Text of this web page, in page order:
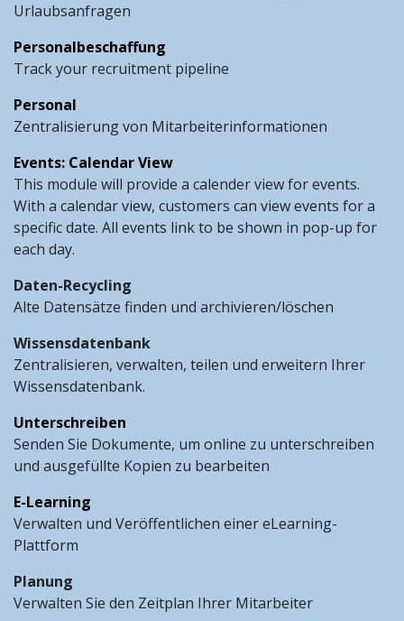
Urlaubsanfragen
Personalbeschaffung
Track your recruitment pipeline
Personal
Zentralisierung von Mitarbeiterinformationen
Events: Calendar View
This module will provide a calender view for events.
With a calendar view, customers can view events for a
specific date. All events link to be shown in pop-up for
each day.
Daten-Recycling
Alte Datensätze finden und archivieren/löschen
Wissensdatenbank
Zentralisieren, verwalten, teilen und erweitern Ihrer
Wissensdatenbank.
Unterschreiben
Senden Sie Dokumente, um online zu unterschreiben
und ausgefüllte Kopien zu bearbeiten
E-Learning
Verwalten und Veröffentlichen einer eLearning-
Plattform
Planung
Verwalten Sie den Zeitplan Ihrer Mitarbeiter